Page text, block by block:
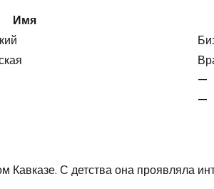
Имя
—
—
С детства она проявляла